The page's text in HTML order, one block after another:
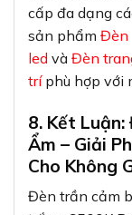
cấp đa dạng
sản phẩm Đèn
led và Đèn
tríphù hợp với
8. Kết Luận:
Ẩm – Giải
Cho Không
Đèn trần cảm